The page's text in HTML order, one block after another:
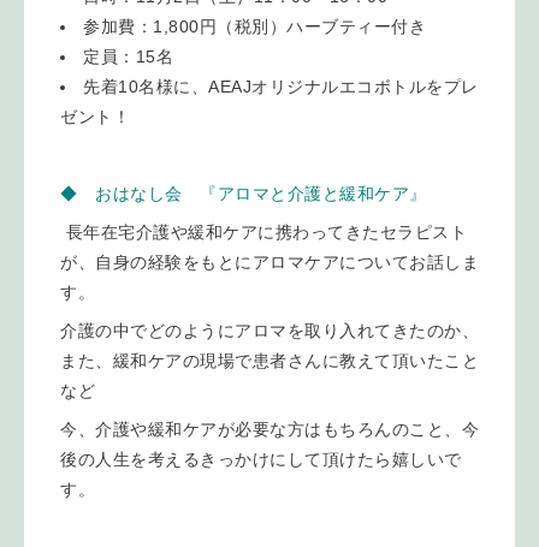
参加費：1,800円（税別）ハーブティー付き
定員：15名
先着10名様に、AEAJオリジナルエコボトルをプレ
ゼント！
◆ おはなし会 『アロマと介護と緩和ケア』
長年在宅介護や緩和ケアに携わってきたセラピスト
が、自身の経験をもとにアロマケアについてお話しま
す。
介護の中でどのようにアロマを取り入れてきたのか、
また、緩和ケアの現場で患者さんに教えて頂いたこと
など
今、介護や緩和ケアが必要な方はもちろんのこと、今
後の人生を考えるきっかけにして頂けたら嬉しいで
す。